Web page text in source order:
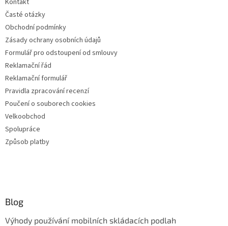
Kontakt
Časté otázky
Obchodní podmínky
Zásady ochrany osobních údajů
Formulář pro odstoupení od smlouvy
Reklamační řád
Reklamační formulář
Pravidla zpracování recenzí
Poučení o souborech cookies
Velkoobchod
Spolupráce
Způsob platby
Blog
Výhody používání mobilních skládacích podlah